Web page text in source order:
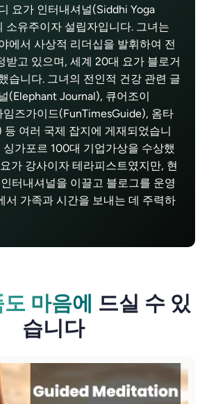
요가 인터내셔널(Siddhi Yoga
소유주이자 설립자입니다. 그녀는
에서 사상적 리더십을 발휘하여 전
받고 있으며, 세계 20대 요가 블로거
습니다. 그녀의 전인적 건강 관련 글
(Elephant Journal), 큐어조이
즈가이드(FunTimesGuide), 옴타
여러 국제 잡지에 게재되었습니
가포르 100대 기업가상을 수상했
가 강사이자 테라피스트였지만, 현
터내셔널을 이끌고 블로그를 운영
서 가족과 시간을 보내는 데 주력하
마음에 드실 수 있
습니다